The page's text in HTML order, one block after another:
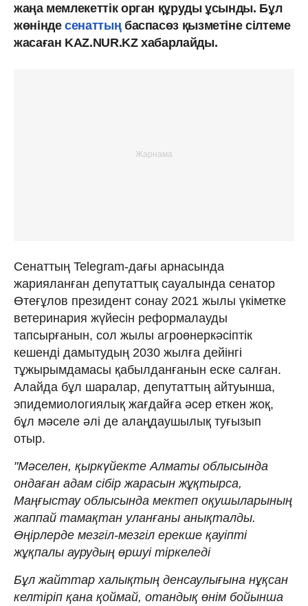
жаңа мемлекеттік орган құруды ұсынды. Бұл
жөніндесенаттың баспасөз қызметіне сілтеме
жасаған KAZ.NUR.KZ хабарлайды.
Сенаттың Telegram-дағы арнасында
жарияланған депутаттық сауалында сенатор
Өтеғұлов президент сонау 2021 жылы үкіметке
ветеринария жүйесін реформалауды
тапсырғанын, сол жылы агроөнеркәсіптік
кешенді дамытудың 2030 жылға дейінгі
тұжырымдамасы қабылданғанын еске салған.
Алайда бұл шаралар, депутаттың айтуынша,
эпидемиологиялық жағдайға әсер еткен жоқ,
бұл мәселе әлі де алаңдаушылық туғызып
отыр.
"Мәселен, қыркүйекте Алматы облысында
ондаған адам сібір жарасын жұқтырса,
Маңғыстау облысында мектеп оқушыларының
жаппай тамақтан уланғаны анықталды.
Өңірлерде мезгіл-мезгіл ерекше қауіпті
жұқпалы аурудың өршуі тіркеледі
Бұл жайттар халықтың денсаулығына нұқсан
келтіріп қана қоймай, отандық өнім бойынша